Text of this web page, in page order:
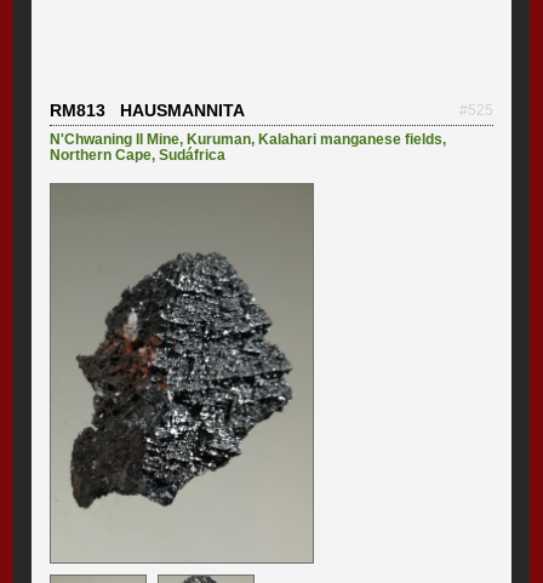
RM813 HAUSMANNITA
#525
N'Chwaning II Mine, Kuruman, Kalahari manganese fields,
Northern Cape,Sudáfrica